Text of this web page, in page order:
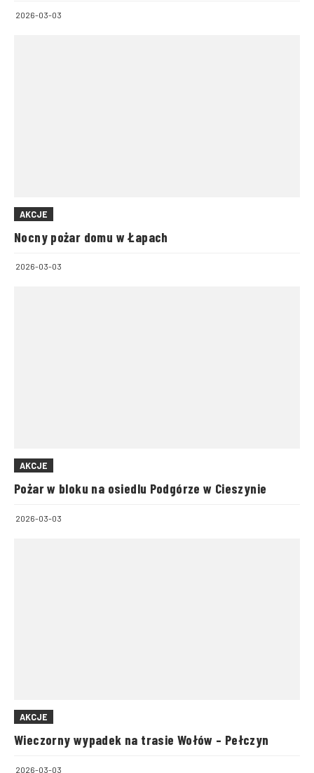
2026-03-03
AKCJE
Nocny pożar domu w Łapach
2026-03-03
AKCJE
Pożar w bloku na osiedlu Podgórze w Cieszynie
2026-03-03
AKCJE
Wieczorny wypadek na trasie Wołów – Pełczyn
2026-03-03